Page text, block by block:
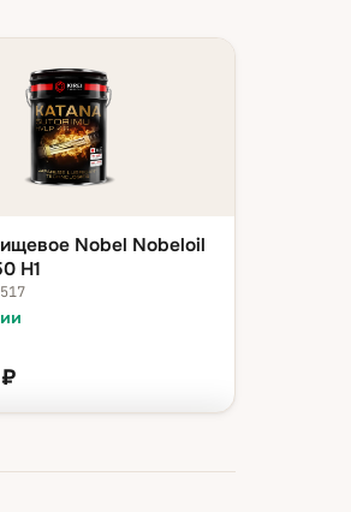
Nobel Nobeloil
H1
₽
20 л 64 462 ₽